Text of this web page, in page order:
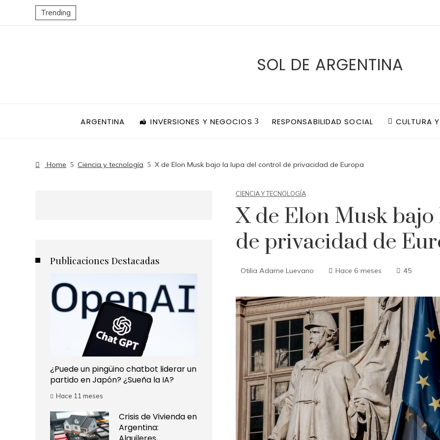
Trending
SOL DE ARGENTINA
ARGENTINA INVERSIONES Y NEGOCIOS RESPONSABILIDAD SOCIAL CULTURA
Home Ciencia y tecnología X de Elon Musk bajo la lupa del control de privacidad de Europa
CIENCIA Y TECNOLOGÍA
X de Elon Musk
de privacidad de
Otilia Adame Luevano Hace 6 meses 45
Publicaciones Destacadas
¿Puede un pingüino chatbot liderar un
partido en Japón? ¿Sueña la IA?
Hace 11 meses
Crisis de Vivienda en
Argentina: